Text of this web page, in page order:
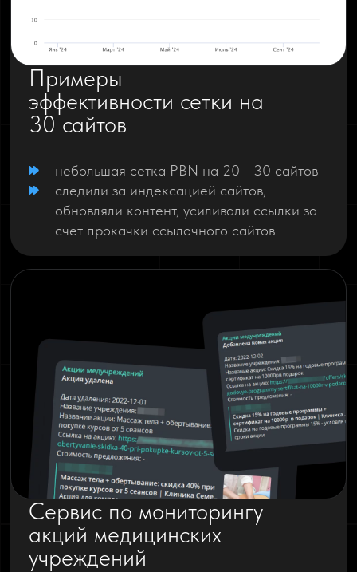
Примеры
эффективности сетки на
30 сайтов
небольшая сетка PBN на 20 - 30 сайтов
следили за индексацией сайтов,
обновляли контент, усиливали ссылки за
счет прокачки ссылочного сайтов
Сервис по мониторингу
акций медицинских
учреждений